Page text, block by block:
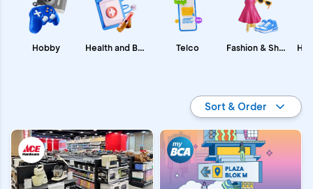
Hobby Health and Beauty Telco Fashion & Shopping
Sort & Order